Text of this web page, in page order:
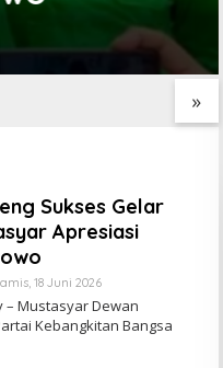
»
Muktamar Ke-35, AS
Sukses Gelar
Apresiasi
18 Juni 2026Oleh
Today
– Mustasyar Dewan
Kebangkitan Bangsa